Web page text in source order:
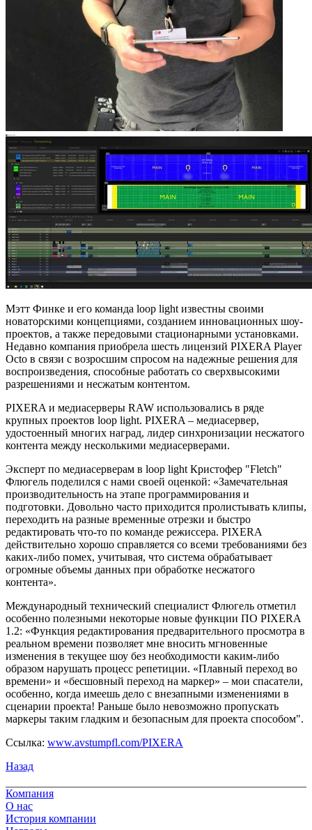
Мэтт Финке и его команда loop light известны своими
новаторскими концепциями, созданием инновационных шоу-
проектов, а также передовыми стационарными установками.
Недавно компания приобрела шесть лицензий PIXERA Player
Octo в связи с возросшим спросом на надежные решения для
воспроизведения, способные работать со сверхвысокими
разрешениями и несжатым контентом.
PIXERA и медиасерверы RAW использовались в ряде
крупных проектов loop light. PIXERA – медиасервер,
удостоенный многих наград, лидер синхронизации несжатого
контента между несколькими медиасерверами.
Эксперт по медиасерверам в loop light Кристофер "Fletch"
Флюгель поделился с нами своей оценкой: «Замечательная
производительность на этапе программирования и
подготовки. Довольно часто приходится пролистывать клипы,
переходить на разные временные отрезки и быстро
редактировать что-то по команде режиссера. PIXERA
действительно хорошо справляется со всеми требованиями без
каких-либо помех, учитывая, что система обрабатывает
огромные объемы данных при обработке несжатого
контента».
Международный технический специалист Флюгель отметил
особенно полезными некоторые новые функции ПО PIXERA
1.2: «Функция редактирования предварительного просмотра в
реальном времени позволяет мне вносить мгновенные
изменения в текущее шоу без необходимости каким-либо
образом нарушать процесс репетиции. «Плавный переход во
времени» и «бесшовный переход на маркер» – мои спасатели,
особенно, когда имеешь дело с внезапными изменениями в
сценарии проекта! Раньше было невозможно пропускать
маркеры таким гладким и безопасным для проекта способом".
Ссылка: www.avstumpfl.com/PIXERA
Назад
Компания
О нас
История компании